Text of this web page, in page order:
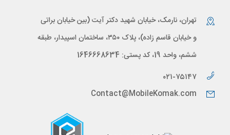
تهران، نارمک، خیابان شهید دکتر آیت (بین خیابان براتی
و خیابان قاسم زاده)، پلاک ۳۵۰، ساختمان اسپیدار، طبقه
ششم، واحد 19، کد پستی: 1646668634
۰۲۱-۷۵۱۴۷
Contact@MobileKomak.com